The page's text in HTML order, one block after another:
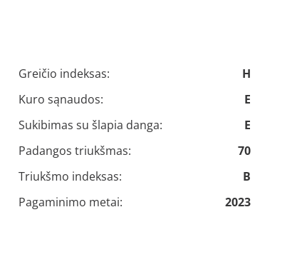
Greičio indeksas:
H
Kuro sąnaudos:
E
Sukibimas su šlapia danga:
E
Padangos triukšmas:
70
Triukšmo indeksas:
B
Pagaminimo metai:
2023